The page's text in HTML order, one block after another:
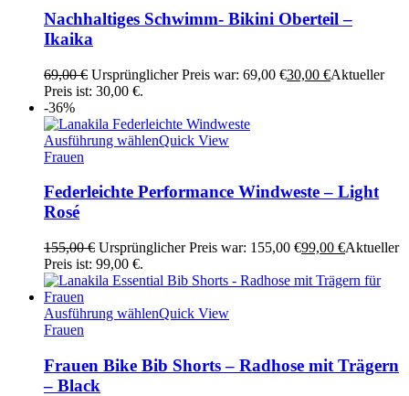
Nachhaltiges Schwimm- Bikini Oberteil –
Ikaika
69,00€ Ursprünglicher Preis war: 69,00 €30,00 €Aktueller
Preis ist: 30,00 €.
-36%
Ausführung wählenQuick View
Frauen
Federleichte Performance Windweste – Light
Rosé
155,00€ Ursprünglicher Preis war: 155,00 €99,00 €Aktueller
Preis ist: 99,00 €.
Ausführung wählenQuick View
Frauen
Frauen Bike Bib Shorts – Radhose mit Trägern
– Black